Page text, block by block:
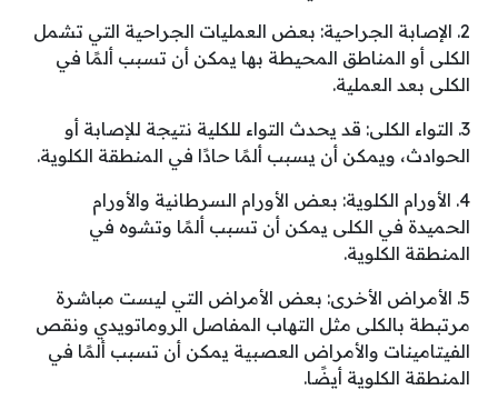
2. الإصابة الجراحية: بعض العمليات الجراحية التي تشمل
الكلى أو المناطق المحيطة بها يمكن أن تسبب ألمًا في
الكلى بعد العملية.
3. التواء الكلى: قد يحدث التواء للكلية نتيجة للإصابة أو
الحوادث، ويمكن أن يسبب ألمًا حادًا في المنطقة الكلوية.
4. الأورام الكلوية: بعض الأورام السرطانية والأورام
الحميدة في الكلى يمكن أن تسبب ألمًا وتشوه في
المنطقة الكلوية.
5. الأمراض الأخرى: بعض الأمراض التي ليست مباشرة
مرتبطة بالكلى مثل التهاب المفاصل الروماتويدي ونقص
الفيتامينات والأمراض العصبية يمكن أن تسبب ألمًا في
المنطقة الكلوية أيضًا.